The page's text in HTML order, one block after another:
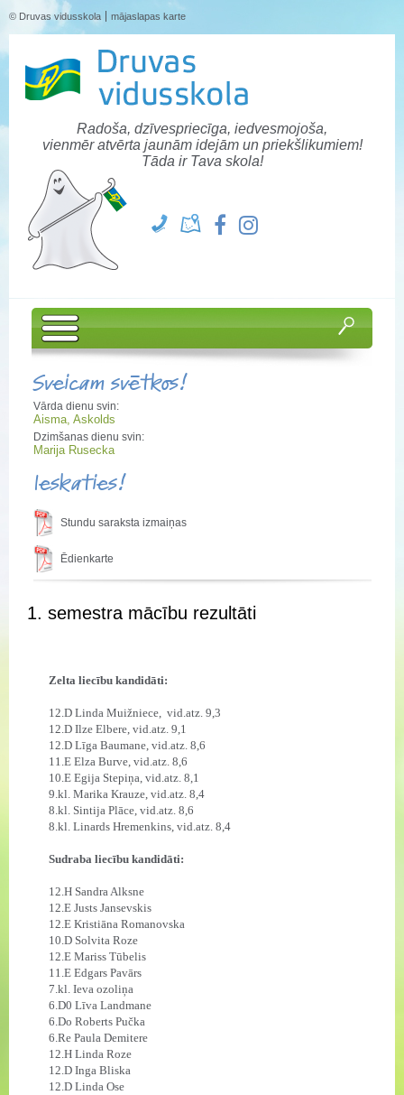
© Druvas vidusskola mājaslapas karte
Radoša, dzīvespriecīga, iedvesmojoša,
vienmēr atvērta jaunām idejām un priekšlikumiem!
Tāda ir Tava skola!
Sveicam svētkos!
Vārda dienu svin:
Aisma, Askolds
Dzimšanas dienu svin:
Marija Rusecka
Ieskaties!
Stundu saraksta izmaiņas
Ēdienkarte
1. semestra mācību rezultāti
Zelta liecību kandidāti:
12.D Linda Muižniece, vid.atz. 9,3
12.D Ilze Elbere, vid.atz. 9,1
12.D Līga Baumane, vid.atz. 8,6
11.E Elza Burve, vid.atz. 8,6
10.E Egija Stepiņa, vid.atz. 8,1
9.kl. Marika Krauze, vid.atz. 8,4
8.kl. Sintija Plāce, vid.atz. 8,6
8.kl. Linards Hremenkins, vid.atz. 8,4
Sudraba liecību kandidāti:
12.H Sandra Alksne
12.E Justs Jansevskis
12.E Kristiāna Romanovska
10.D Solvita Roze
12.E Mariss Tūbelis
11.E Edgars Pavārs
7.kl. Ieva ozoliņa
6.D0 Līva Landmane
6.Do Roberts Pučka
6.Re Paula Demitere
12.H Linda Roze
12.D Inga Bliska
12.D Linda Ose